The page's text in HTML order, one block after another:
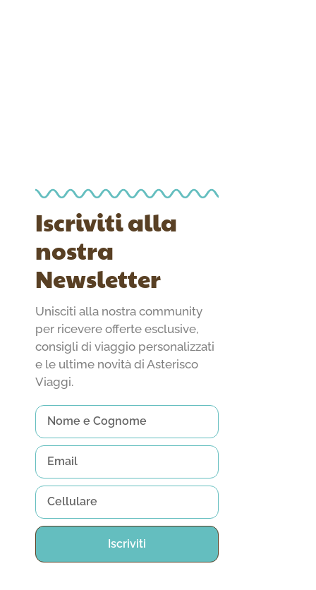
Iscriviti alla
nostra
Newsletter
Unisciti alla nostra community
per ricevere offerte esclusive,
consigli di viaggio personalizzati
e le ultime novità di Asterisco
Viaggi.
Iscriviti